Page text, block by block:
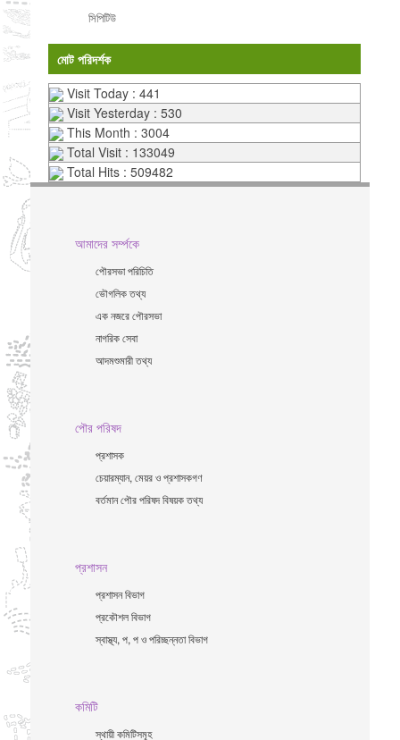
সিপিটিউ
মোট পরিদর্শক
Visit Today : 441
Visit Yesterday : 530
This Month : 3004
Total Visit : 133049
Total Hits : 509482
আমাদের সর্ম্পকে
পৌরসভা পরিচিতি
ভৌগলিক তথ্য
এক নজরে পৌরসভা
নাগরিক সেবা
আদমশুমারী তথ্য
পৌর পরিষদ
প্রশাসক
চেয়ারম্যান, মেয়র ও প্রশাসকগণ
বর্তমান পৌর পরিষদ বিষয়ক তথ্য
প্রশাসন
প্রশাসন বিভাগ
প্রকৌশল বিভাগ
স্বাস্থ্য, প, প ও পরিচ্ছন্নতা ‍বিভাগ
কমিটি
স্থায়ী কমিটিসমূহ